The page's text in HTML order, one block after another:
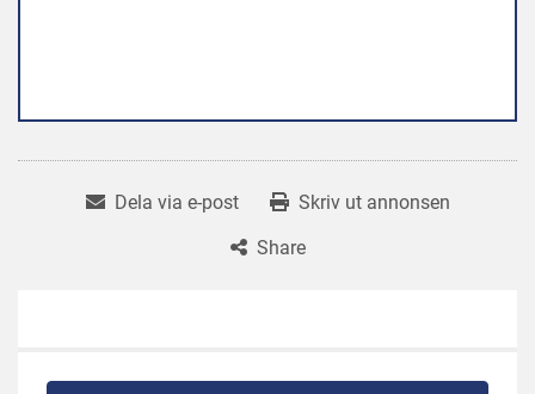
Dela via e-post
Skriv ut annonsen
Share